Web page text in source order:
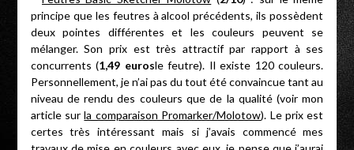
principe que les feutres à alcool précédents, ils possèdent
deux pointes différentes et les couleurs peuvent se
mélanger. Son prix est très attractif par rapport à ses
concurrents (1,49 eurosle feutre). Il existe 120 couleurs.
Personnellement, je n’ai pas du tout été convaincue tant au
niveau de rendu des couleurs que de la qualité (voir mon
article surla comparaison Promarker/Molotow). Le prix est
certes très intéressant mais si j’avais commencé mes